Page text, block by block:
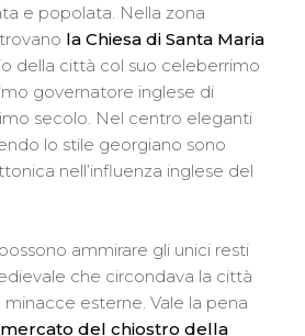
e popolata. Nella zona
la Chiesa di Santa Maria
della città col suo celeberrimo
governatore inglese di
secolo. Nel centro eleganti
lo stile georgiano sono
nell’influenza inglese del
ammirare gli unici resti
che circondava la città
esterne. Vale la pena
mercato del chiostro della